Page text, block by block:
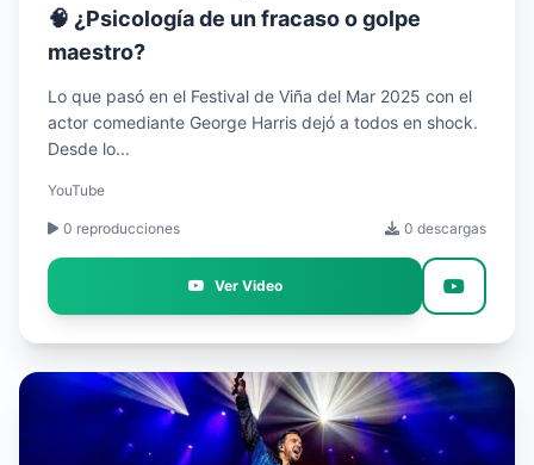
🧠 ¿Psicología de un fracaso o golpe
maestro?
Lo que pasó en el Festival de Viña del Mar 2025 con el
actor comediante George Harris dejó a todos en shock.
Desde lo...
YouTube
0 reproducciones 0 descargas
Ver Video